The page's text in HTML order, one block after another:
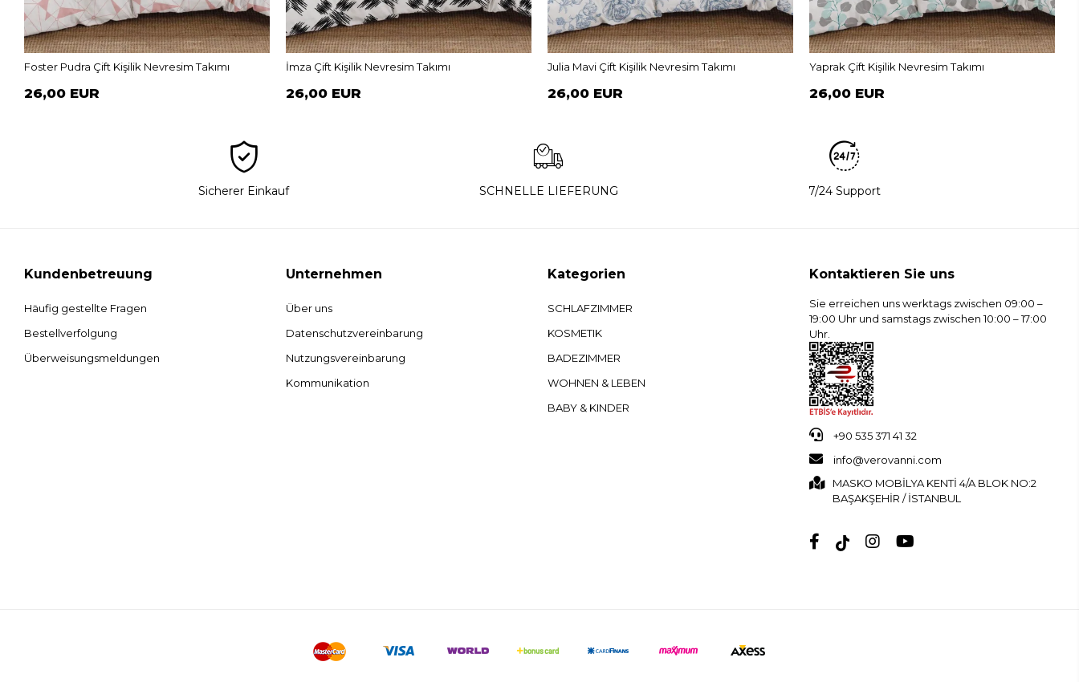
Foster Pudra Çift Kişilik Nevresim Takımı
26,00 EUR
İmza Çift Kişilik Nevresim Takımı
26,00 EUR
Julia Mavi Çift Kişilik Nevresim Takımı
26,00 EUR
Yaprak Çift Kişilik Nevresim Takımı
26,00 EUR
Sicherer Einkauf SCHNELLE LIEFERUNG 7/24 Support
Kundenbetreuung
Häufig gestellte Fragen
Bestellverfolgung
Überweisungsmeldungen
Unternehmen
Über uns
Datenschutzvereinbarung
Nutzungsvereinbarung
Kommunikation
Kategorien
SCHLAFZIMMER
KOSMETIK
BADEZIMMER
WOHNEN & LEBEN
BABY & KINDER
Kontaktieren Sie uns
Sie erreichen uns werktags zwischen 09:00 –
19:00 Uhr und samstags zwischen 10:00 – 17:00
Uhr.
+90 535 371 41 32
info@verovanni.com
MASKO MOBİLYA KENTİ 4/A BLOK NO:2
BAŞAKŞEHİR / İSTANBUL